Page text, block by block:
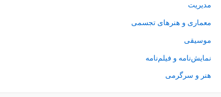
مدیریت
معماری و هنرهای تجسمی
موسیقی
نمایش‌نامه و فیلم‌نامه
هنر و سرگرمی